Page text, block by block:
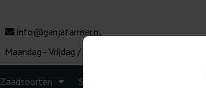
info@ganjafarmer.nl
Maandag - Vrijdag / 10:00 - 16:00
Zaadsoorten Seedbanks